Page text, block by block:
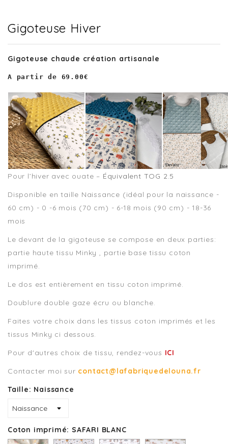
Gigoteuse Hiver
Gigoteuse chaude création artisanale
A partir de 69.00€
Pour l’hiver avec ouate – Équivalent TOG 2.5
Disponible en taille Naissance (idéal pour la naissance -
60 cm) - 0 -6 mois (70 cm) - 6-18 mois (90 cm) - 18-36
mois
Le devant de la gigoteuse se compose en deux parties:
partie haute tissu Minky , partie base tissu coton
imprimé.
Le dos est entièrement en tissu coton imprimé.
Doublure double gaze écru ou blanche.
Faites votre choix dans les tissus coton imprimés et les
tissus Minky ci dessous.
Pour d'autres choix de tissu, rendez-vous ICI
Contacter moi sur contact@lafabriquedelouna.fr
Taille: Naissance
Coton imprimé: SAFARI BLANC